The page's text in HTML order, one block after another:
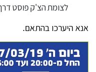
לצומת הצ'ק פוסט
אנא היערכו בהתאם.